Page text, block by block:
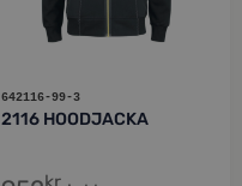
642116-99-3
2116 HOODJACKA